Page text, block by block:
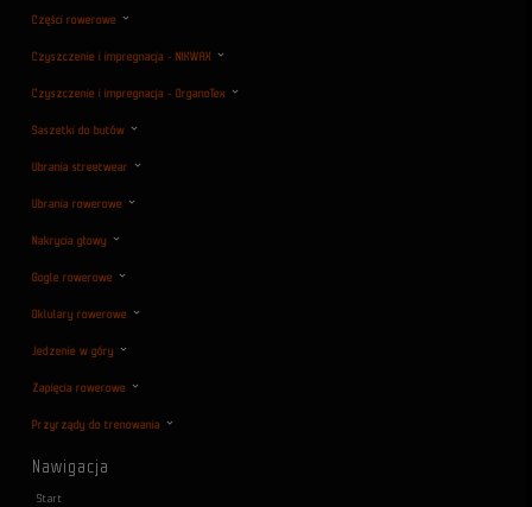
Części rowerowe
Czyszczenie i impregnacja - NIKWAX
Czyszczenie i impregnacja - OrganoTex
Saszetki do butów
Ubrania streetwear
Ubrania rowerowe
Nakrycia głowy
Gogle rowerowe
Oklulary rowerowe
Jedzenie w góry
Zapięcia rowerowe
Przyrządy do trenowania
Nawigacja
Start